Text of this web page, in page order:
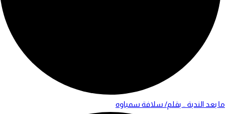
ما بعد الندبة .. بقلم/ سلافة سمباوه